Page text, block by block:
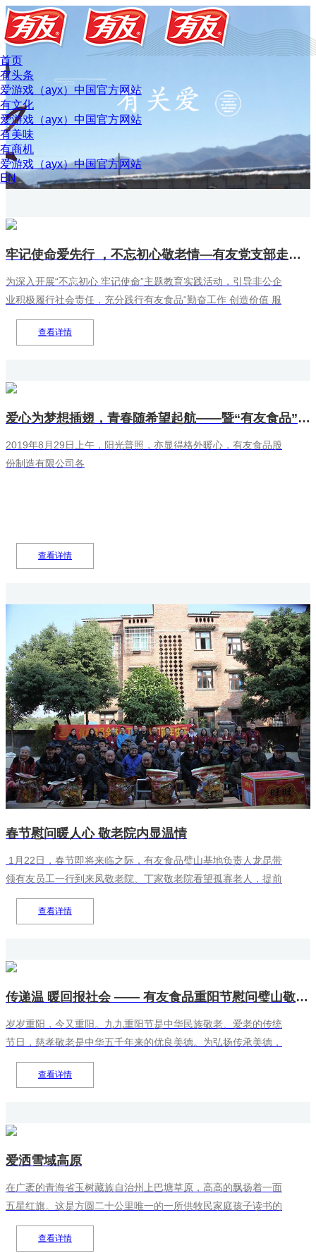
首页
有头条
爱游戏（ayx）中国官方网站
有文化
爱游戏（ayx）中国官方网站
有美味
有商机
爱游戏（ayx）中国官方网站
EN
牢记使命爱先行 ，不忘初心敬老情—有友党支部走进璧山来凤、丁家敬老院弘扬传统美德
为深入开展“不忘初心 牢记使命”主题教育实践活动，引导非公企
业积极履行社会责任，充分践行有友食品“勤奋工作 创造价值 服
务社会 分享快乐”的企业核心价值观，10月9日下午，有友食品党
支部组织党员、青年志愿者前往璧山区来凤敬老院和璧山区丁家
查看详情
爱心为梦想插翅，青春随希望起航——暨“有友食品”2019职工助学金发放活动
2019年8月29日上午，阳光普照，亦显得格外暖心，有友食品股
份制造有限公司各
查看详情
春节慰问暖人心 敬老院内显温情
1月22日，春节即将来临之际，有友食品璧山基地负责人龙昆带
领有友员工一行到来凤敬老院、丁家敬老院看望孤寡老人，提前
为老人们送上了春节的问候和祝福，为他们发放过年红包，送上
牛奶、饼干等慰问品，祝福老人们健康长寿、幸福安康。
查看详情
传递温 暖回报社会 —— 有友食品重阳节慰问璧山敬老院孤寡老人
岁岁重阳，今又重阳。九九重阳节是中华民族敬老、爱老的传统
节日，慈孝敬老是中华五千年来的优良美德。为弘扬传承美德，
营造良好社会风尚，积极履行社会责任，10月17日，有友食品重
庆制造有限公司一行19人，走进璧山来凤敬老院，给90余名孤寡
查看详情
爱洒雪域高原
在广袤的青海省玉树藏族自治州上巴塘草原，高高的飘扬着一面
五星红旗。这是方圆二十公里唯一的一所供牧民家庭孩子读书的
藏族小学，由于交通不便，孩子们每天吃、住都在学校，这里，
更像是孩子们的家..
查看详情